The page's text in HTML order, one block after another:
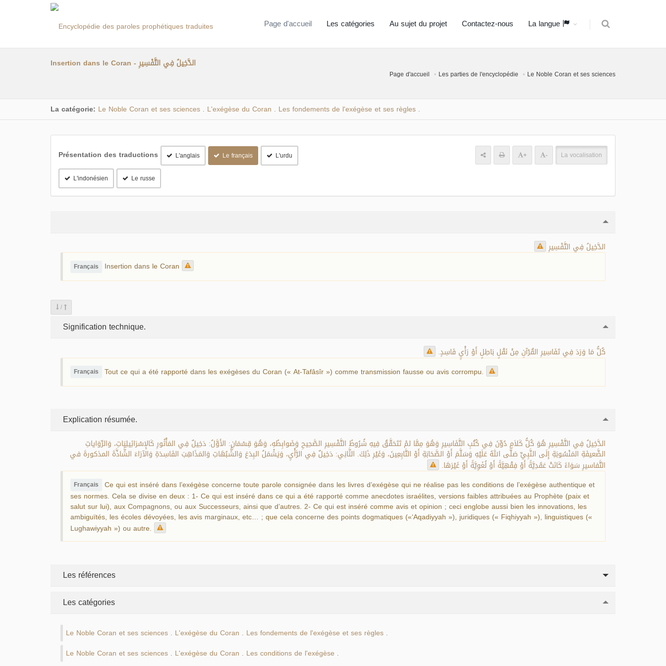
Page d'accueil Les catégories Au sujet du projet Contactez-nous La langue
Insertion dans le Coran - الدَّخِيلُ فِي التَّفْسِيرِ
Page d'accueil Les parties de l'encyclopédie Le Noble Coran et ses sciences
La catégorie: Le Noble Coran et ses sciences L'exégèse du Coran Les fondements de l'exégèse et ses règles
Présentation des traductions L'anglais Le français L'urdu
L'indonésien Le russe
+ - La vocalisation
الدَّخِيلُ فِي التَّفْسِيرِ
Français Insertion dans le Coran
/
Signification technique.
كُلُّ مَا وَرَدَ فِي تَفَاسِيرِ القُرْآنِ مِنْ نَقْلٍ بَاطِلٍ أَوْ رَأْيٍ فَاسِدٍ.
Français Tout ce qui a été rapporté dans les exégèses du Coran (« At-Tafâsîr ») comme transmission fausse ou avis corrompu.
Explication résumée.
الدَّخِيلُ فِي التَّفْسِيرِ هُوَ كُلُّ كَلاَمٍ دُوِّنَ فِي كُتُبِ التَّفَاسِيرِ وَهُوَ مِمَّا لمْ تَتَحَقَّقُ فِيهِ شُرُوطُ التَّفْسِيرِ الصَّحِيحِ وَضَوابِطُهِ، وَهُوَ قِسْمَانِ: الأَوَّلُ: دَخِيلٌ فِي المَأْثُورِ كَالإِسْرَائِيلِيَاتِ، وَالرِّوَاياتِ
الضَّعيفَةِ المَنْسُوبَةِ إِلَى النَّبِيِّ صَلَّى اللهُ عَلَيْهِ وَسَلَّمَ أَوْ الصَّحَابَةِ أَوْ التَّابِعِينَ، وَغَيْرِ ذَلِكَ. الثَّانِي: دَخِيلٌ فِي الرَّأْيِ، وَيَشْمَلُ البِدَعَ وَالشُّبُهَاتِ وَالمَذَاهِبَ الفَاسِدَةِ وَالآرَاءَ الشَّاذَّةَ المذكورةَ في
التَّفاسيرِ سَوَاءً كَانَتْ عَقَدِيَّةً أَوْ فِقْهِيَّةً أَوْ لُغَوِيَّةً أَوْ غَيْرَهَا.
Français Ce qui est inséré dans l’exégèse concerne toute parole consignée dans les livres d’exégèse qui ne réalise pas les conditions de l’exégèse authentique et
ses normes. Cela se divise en deux : 1- Ce qui est inséré dans ce qui a été rapporté comme anecdotes israélites, versions faibles attribuées au Prophète (paix et
salut sur lui), aux Compagnons, ou aux Successeurs, ainsi que d’autres. 2- Ce qui est inséré comme avis et opinion ; ceci englobe aussi bien les innovations, les
ambiguïtés, les écoles dévoyées, les avis marginaux, etc… ; que cela concerne des points dogmatiques («‘Aqadiyyah »), juridiques (« Fiqhiyyah »), linguistiques («
Lughawiyyah ») ou autre.
Les références
Les catégories
Le Noble Coran et ses sciences L'exégèse du Coran Les fondements de l'exégèse et ses règles
Le Noble Coran et ses sciences L'exégèse du Coran Les conditions de l'exégèse